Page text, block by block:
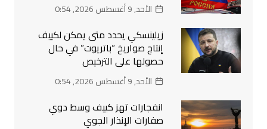
الأحد, 9 أغسطس 2026, 0:54
زيلينسكي يحدد متى يمكن لكييف
إنتاج صواريخ “باتريوت” في حال
حصولها على الترخيص
الأحد, 9 أغسطس 2026, 0:54
انفجارات تهز كييف وسط دوي
صفارات الإنذار الجوي